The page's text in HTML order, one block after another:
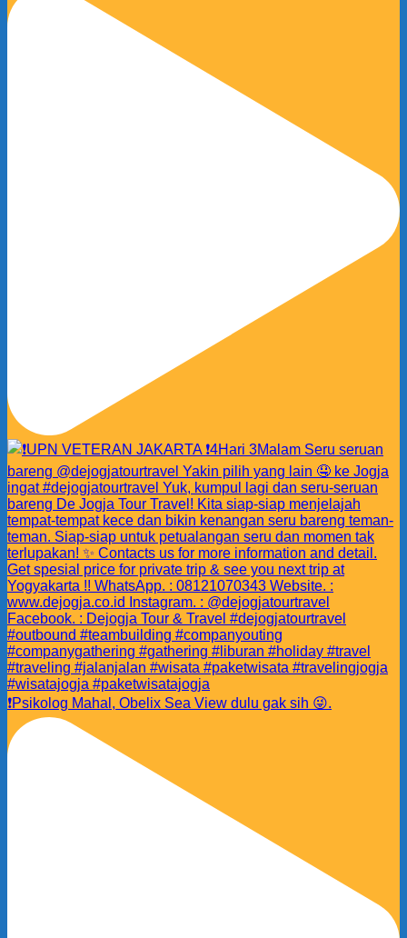
❗️Psikolog Mahal, Obelix Sea View dulu gak sih 😜.